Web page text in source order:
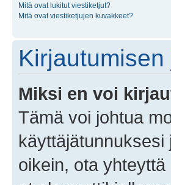
Mitä ovat lukitut viestiketjut?
Mitä ovat viestiketjujen kuvakkeet?
Miksi en voi
Tämä voi johtua
oikein, ota